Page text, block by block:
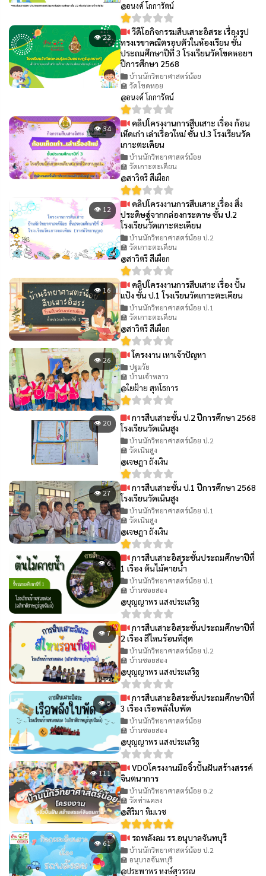
@อนงค์ โกการัตน์
👁 22
วีดีโอกิจกรรมสืบเสาะอิสระ เรื่องรูป
ทรงเรขาคณิตรอบตัวในห้องเรียน ชั้น
ประถมศึกษาปีที่ 3 โรงเรียนวัดโขดหอยฯ
ปีการศึกษา 2568
บ้านนักวิทยาศาสตร์น้อย
🏫 วัดโขดหอย
@อนงค์ โกการัตน์
👁 34
คลิปโครงงานการสืบเสาะ เรื่อง ก้อน
เห็ดเก่า เล่าเรื่อวใหม่ ชั้น ป.3 โรงเรียนวัด
เกาะตะเคียน
บ้านนักวิทยาศาสตร์น้อย
🏫 วัดเกาะตะเคียน
@สาวิตรี สีเผือก
👁 12
คลิปโครงงานการสืบเสาะ เรื่อง สิ่ง
ประดิษฐ์จากกล่องกระดาษ ชั้น ป.2
โรงเรียนวัดเกาะตะเคียน
บ้านนักวิทยาศาสตร์น้อย ป.2
🏫 วัดเกาะตะเคียน
@สาวิตรี สีเผือก
👁 16
คลิปโครงงานการสืบเสาะ เรื่อง ปั้น
แป้ง ชั้น ป.1 โรงเรียนวัดเกาะตะเคียน
บ้านนักวิทยาศาสตร์น้อย ป.1
🏫 วัดเกาะตะเคียน
@สาวิตรี สีเผือก
👁 26 โครงงาน เหาเจ้าปัญหา
ปฐมวัย
🏫 บ้านเจ้าหลาว
@ใยฝ้าย สุทโธการ
👁 20
การสืบเสาะชั้น ป.2 ปีการศึกษา 2568
โรงเรียนวัดเนินสูง
บ้านนักวิทยาศาสตร์น้อย ป.2
🏫 วัดเนินสูง
@เจษฎา ถังเงิน
👁 27
การสืบเสาะชั้น ป.1 ปีการศึกษา 2568
โรงเรียนวัดเนินสูง
บ้านนักวิทยาศาสตร์น้อย ป.1
🏫 วัดเนินสูง
@เจษฎา ถังเงิน
👁 6
การสืบเสาะอิสระชั้นประถมศึกษาปีที่
1 เรื่อง ต้นไม้คายน้ำ
บ้านนักวิทยาศาสตร์น้อย ป.1
🏫 บ้านซอยสอง
@บุญญาพร แสงประเสริฐ
👁 7
การสืบเสาะอิสระชั้นประถมศึกษาปีที่
2 เรื่อง สีไหนร้อนที่สุด
บ้านนักวิทยาศาสตร์น้อย ป.2
🏫 บ้านซอยสอง
@บุญญาพร แสงประเสริฐ
👁 5
การสืบเสาะอิสระชั้นประถมศึกษาปีที่
3 เรื่อง เรือพลังใบพัด
บ้านนักวิทยาศาสตร์น้อย
🏫 บ้านซอยสอง
@บุญญาพร แสงประเสริฐ
👁 111
VDOโครงงานมือจิ๋วปั้นฝันสร้างสรรค์
จินตนาการ
บ้านนักวิทยาศาสตร์น้อย อ.2
🏫 วัดท่าแคลง
@สิริมา ทิมเวช
👁 61 รถพลังลม รร.อนุบาลจันทบุรี
บ้านนักวิทยาศาสตร์น้อย ป.2
🏫 อนุบาลจันทบุรี
@ประพาพร หงษ์สุวรรณ